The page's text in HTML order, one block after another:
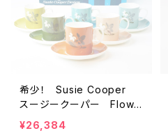
希少！ Susie Cooper
スージークーパー Flowe
r Motif フラワーモチー
フ BOX入り 6色コンプ
¥26,384